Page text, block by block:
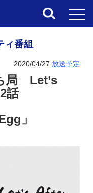
ィ番組
2020/04/27 放送予定
局 Let’s
話
」